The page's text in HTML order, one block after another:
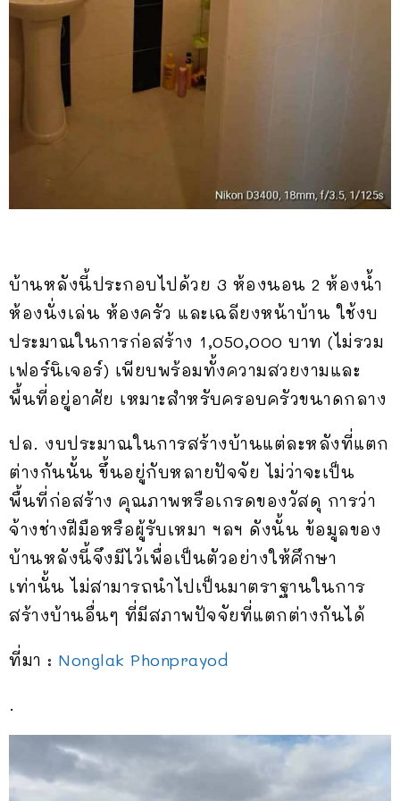
บ้านหลังนี้ประกอบไปด้วย 3 ห้องนอน 2 ห้องน้ำ
ห้องนั่งเล่น ห้องครัว และเฉลียงหน้าบ้าน ใช้งบ
ประมาณในการก่อสร้าง 1,050,000 บาท (ไม่รวม
เฟอร์นิเจอร์) เพียบพร้อมทั้งความสวยงามและ
พื้นที่อยู่อาศัย เหมาะสำหรับครอบครัวขนาดกลาง
ปล. งบประมาณในการสร้างบ้านแต่ละหลังที่แตก
ต่างกันนั้น ขึ้นอยู่กับหลายปัจจัย ไม่ว่าจะเป็น
พื้นที่ก่อสร้าง คุณภาพหรือเกรดของวัสดุ การว่า
จ้างช่างฝีมือหรือผู้รับเหมา ฯลฯ ดังนั้น ข้อมูลของ
บ้านหลังนี้จึงมีไว้เพื่อเป็นตัวอย่างให้ศึกษา
เท่านั้น ไม่สามารถนำไปเป็นมาตราฐานในการ
สร้างบ้านอื่นๆ ที่มีสภาพปัจจัยที่แตกต่างกันได้
ที่มา : Nonglak Phonprayod
.